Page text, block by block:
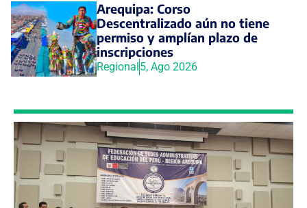
Arequipa: Corso
Descentralizado aún no tiene
permiso y amplían plazo de
inscripciones
Regional 5, Ago 2026